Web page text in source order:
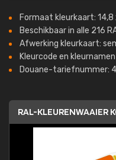
Formaat kleurkaart:
Beschikbaar in alle 216
Afwerking kleurkaart:
Kleurcode en
Douane-tariefnummer:
RAL-KLEURENWAAIER